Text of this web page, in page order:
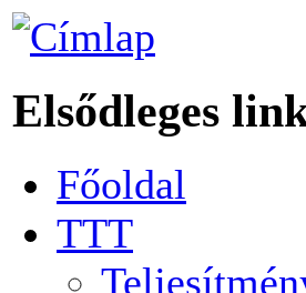
Elsődleges
Főoldal
TTT